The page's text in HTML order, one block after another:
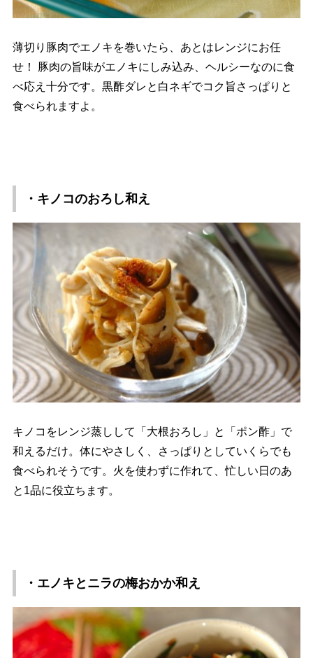
薄切り豚肉でエノキを巻いたら、あとはレンジにお任
せ！ 豚肉の旨味がエノキにしみ込み、ヘルシーなのに食
べ応え十分です。黒酢ダレと白ネギでコク旨さっぱりと
食べられますよ。
・キノコのおろし和え
キノコをレンジ蒸しして「大根おろし」と「ポン酢」で
和えるだけ。体にやさしく、さっぱりとしていくらでも
食べられそうです。火を使わずに作れて、忙しい日のあ
と1品に役立ちます。
・エノキとニラの梅おかか和え